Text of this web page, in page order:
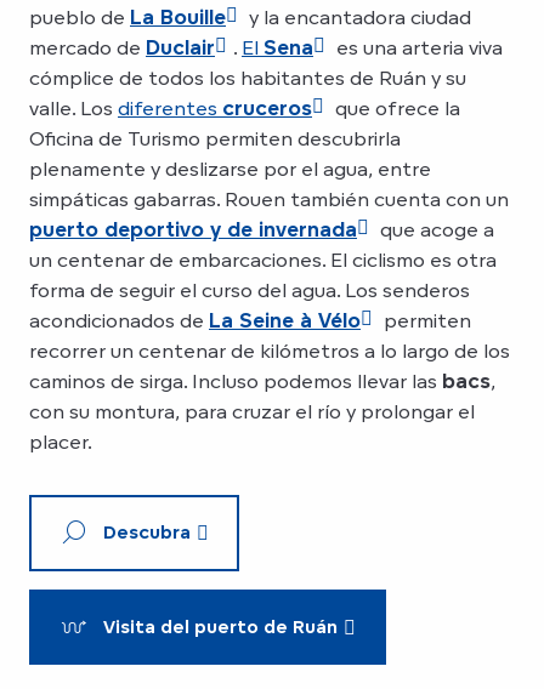
pueblo de La Bouille
y la encantadora ciudad
mercado de Duclair . El Sena
es una arteria viva
cómplice de todos los habitantes de Ruán y su
valle. Los diferentes cruceros
que ofrece la
Oficina de Turismo permiten descubrirla
plenamente y deslizarse por el agua, entre
simpáticas gabarras. Rouen también cuenta con un
puerto deportivo y de invernada
que acoge a
un centenar de embarcaciones. El ciclismo es otra
forma de seguir el curso del agua. Los senderos
acondicionados de La Seine à Vélo
permiten
recorrer un centenar de kilómetros a lo largo de los
caminos de sirga. Incluso podemos llevar las bacs,
con su montura, para cruzar el río y prolongar el
placer.
Descubra
Visita del puerto de Ruán